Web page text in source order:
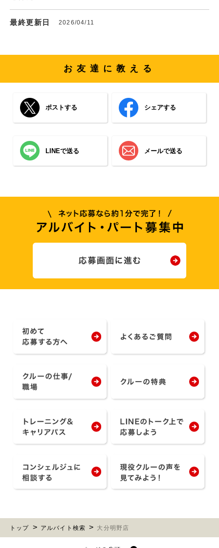
最終更新日 2026/04/11
お友達に教える
ポストする シェアする
LINEで送る メールで送る
トップ アルバイト検索 大分明野店